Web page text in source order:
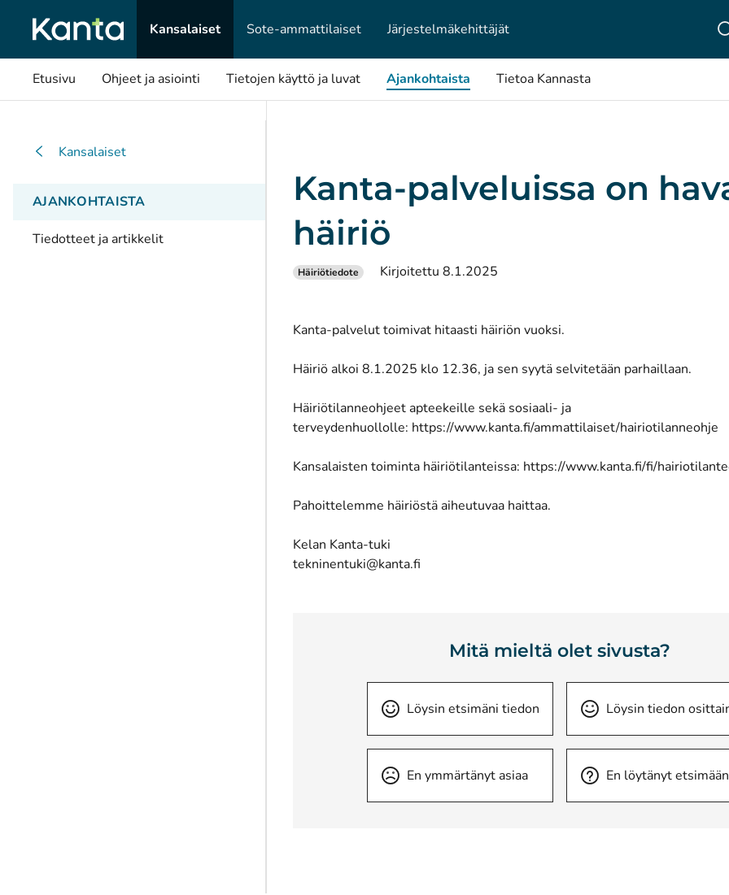
Kansalaiset
Sote-ammattilaiset Järjestelmä­kehittäjät
Etusivu Ohjeet ja asiointi Tietojen käyttö ja luvat Ajankohtaista Tietoa Kannasta
Kansalaiset
AJANKOHTAISTA
Tiedotteet ja artikkelit
Kanta-palveluissa on
häiriö
Häiriötiedote Kirjoitettu 8.1.2025
Kanta-palvelut toimivat hitaasti häiriön vuoksi.
Häiriö alkoi 8.1.2025 klo 12.36, ja sen syytä selvitetään parhaillaan.
Häiriötilanneohjeet apteekeille sekä sosiaali- ja
terveydenhuollolle: https://www.kanta.fi/ammattilaiset/hairiotilanneohje
Kansalaisten toiminta häiriötilanteissa: https://www.kanta.fi/fi/
Pahoittelemme häiriöstä aiheutuvaa haittaa.
Kelan Kanta-tuki
tekninentuki@kanta.fi
Mitä mieltä olet sivusta?
Löysin etsimäni tiedon Löysin tiedon
En ymmärtänyt asiaa En löytänyt